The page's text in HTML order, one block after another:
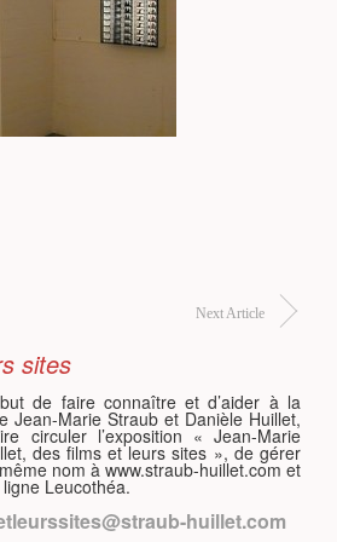
Next Article
sites
de faire connaître et d’aider à la
Jean-Marie Straub et Danièle Huillet,
circuler l’exposition « Jean-Marie
des films et leurs sites », de gérer
nom à www.straub-huillet.com et
Leucothéa.
huillet.com